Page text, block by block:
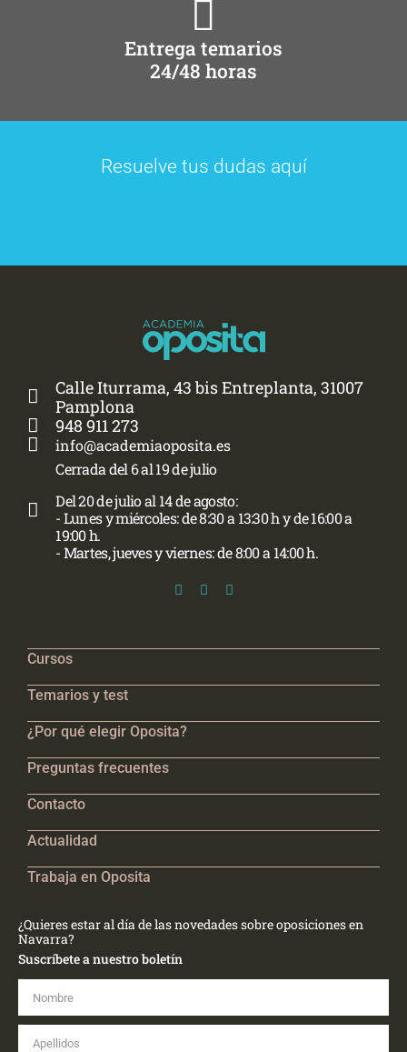
Entrega temarios
24/48 horas
Resuelve tus dudas aquí
Calle Iturrama, 43 bis Entreplanta, 31007
Pamplona
948 911 273
info@academiaoposita.es
Cerrada del 6 al 19 de julio
Del 20 de julio al 14 de agosto:
- Lunes y miércoles: de 8:30 a 13:30 h y de 16:00 a
19:00 h.
- Martes, jueves y viernes: de 8:00 a 14:00 h.
Cursos
Temarios y test
¿Por qué elegir Oposita?
Preguntas frecuentes
Contacto
Actualidad
Trabaja en Oposita
¿Quieres estar al día de las novedades sobre oposiciones en
Navarra?
Suscríbete a nuestro boletín